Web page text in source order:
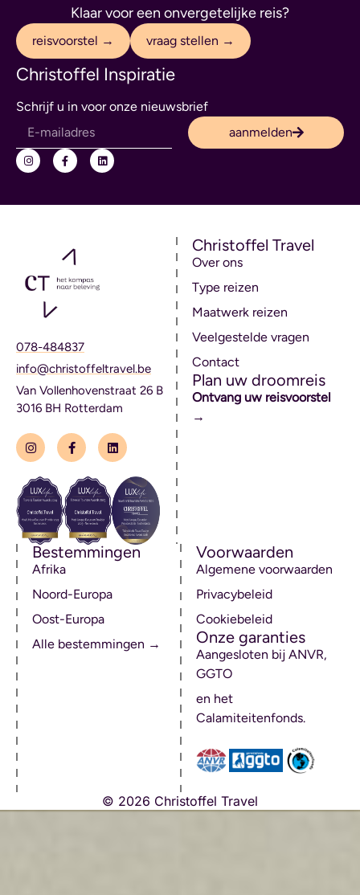
Klaar voor een onvergetelijke reis?
reisvoorstel → vraag stellen →
Christoffel Inspiratie
Schrijf u in voor onze nieuwsbrief
aanmelden
078-484837
info@christoffeltravel.be
Van Vollenhovenstraat 26 B
3016 BH Rotterdam
Christoffel Travel
Over ons
Type reizen
Maatwerk reizen
Veelgestelde vragen
Contact
Plan uw droomreis
Ontvang uw reisvoorstel
→
Bestemmingen
Afrika
Noord-Europa
Oost-Europa
Alle bestemmingen →
Voorwaarden
Algemene voorwaarden
Privacybeleid
Cookiebeleid
Onze garanties
Aangesloten bij ANVR,
GGTO
en het
Calamiteitenfonds.
© 2026 Christoffel Travel